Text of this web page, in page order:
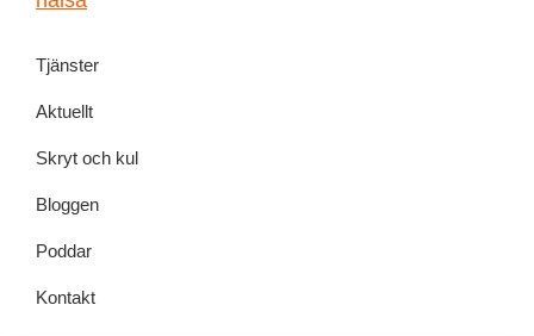
Lundskog
och
livsglädje
Tjänster
Aktuellt
Skryt och kul
Bloggen
Poddar
Kontakt